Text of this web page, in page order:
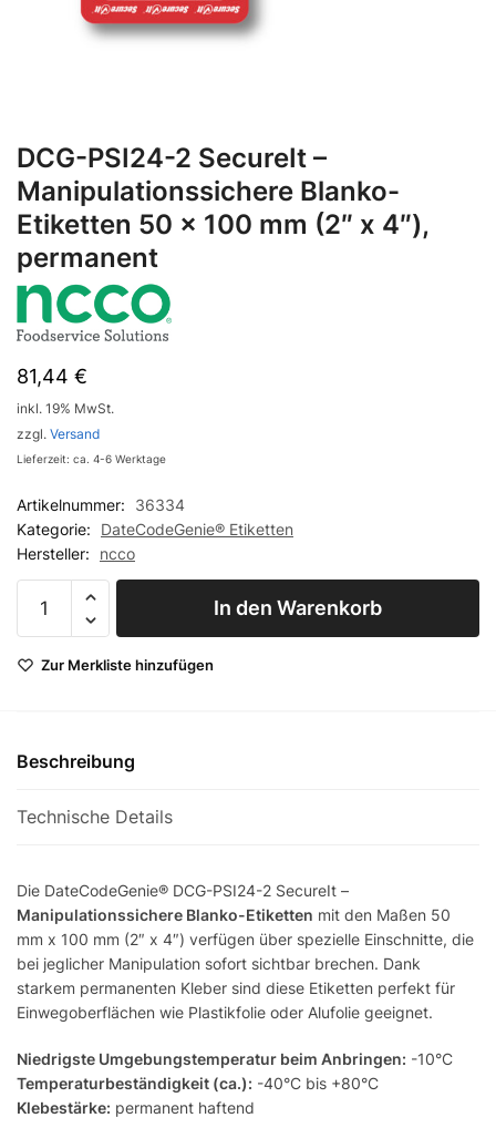
DCG-PSI24-2 SecureIt –
Manipulationssichere Blanko-
Etiketten 50 x 100 mm (2″ x 4″),
permanent
81,44 €
inkl. 19% MwSt.
zzgl. Versand
Lieferzeit: ca. 4-6 Werktage
Artikelnummer:
36334
Kategorie:
DateCodeGenie® Etiketten
Hersteller:
ncco
DCG-PSI24-2
SecureIt -
Blanko-Etiketten 50
In den Warenkorb
Zur Merkliste hinzufügen
Beschreibung
Technische Details
Die DateCodeGenie® DCG-PSI24-2 SecureIt –
Manipulationssichere Blanko-Etiketten mit den Maßen 50
mm x 100 mm (2″ x 4″) verfügen über spezielle Einschnitte, die
bei jeglicher Manipulation sofort sichtbar brechen. Dank
starkem permanenten Kleber sind diese Etiketten perfekt für
Einwegoberflächen wie Plastikfolie oder Alufolie geeignet.
Niedrigste Umgebungstemperatur beim Anbringen: -10°C
Temperaturbeständigkeit (ca.): -40°C bis +80°C
Klebestärke: permanent haftend